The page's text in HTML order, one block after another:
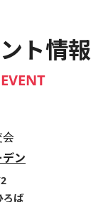
ト情報
EVENT
ン
ろば